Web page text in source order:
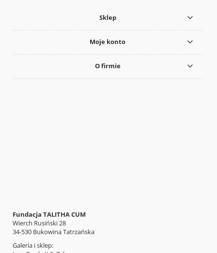
Sklep
Moje konto
O firmie
Fundacja TALITHA CUM
Wierch Rusiński 28
34-530 Bukowina Tatrzańska
Galeria i sklep: